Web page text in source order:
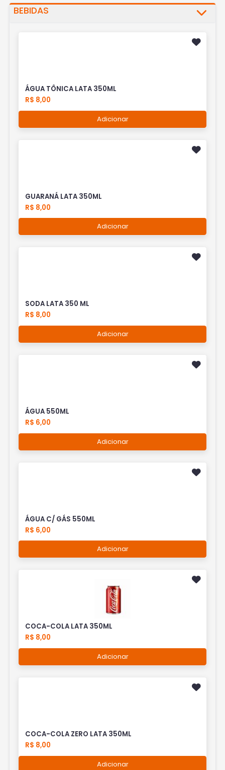
BEBIDAS
ÁGUA TÔNICA LATA 350ML
R$ 8,00
Adicionar
GUARANÁ LATA 350ML
R$ 8,00
Adicionar
SODA LATA 350 ML
R$ 8,00
Adicionar
ÁGUA 550ML
R$ 6,00
Adicionar
ÁGUA C/ GÁS 550ML
R$ 6,00
Adicionar
COCA-COLA LATA 350ML
R$ 8,00
Adicionar
COCA-COLA ZERO LATA 350ML
R$ 8,00
Adicionar